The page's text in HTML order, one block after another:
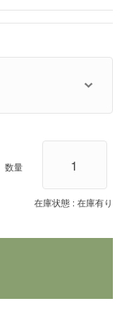
在庫状態 : 在庫有り
数量